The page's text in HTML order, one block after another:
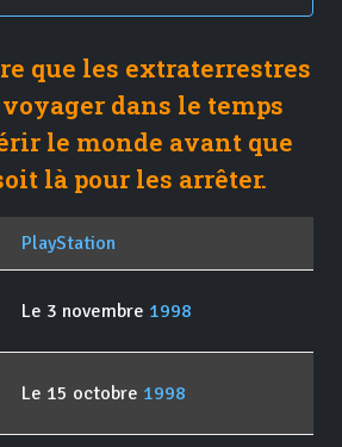
que les extraterrestres
dans le temps
le monde avant que
là pour les arrêter.
PlayStation
Le 3 novembre 1998
Le 15 octobre 1998